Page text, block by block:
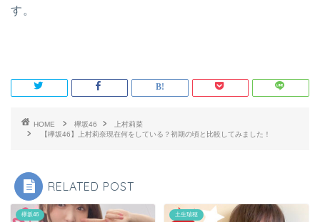
す。
HOME 欅坂46
上村莉菜
【欅坂46】上村莉奈現在何をしている？初期の頃と比較してみました！
RELATED POST
欅坂46 土生瑞穂